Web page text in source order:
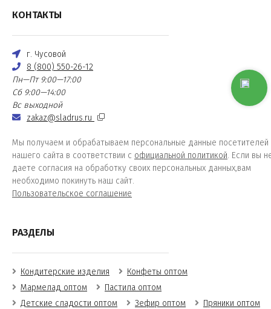
КОНТАКТЫ
г. Чусовой
8 (800) 550-26-12
Пн—Пт 9:00—17:00
Сб 9:00—14:00
Вс выходной
zakaz@sladrus.ru
Мы получаем и обрабатываем персональные данные посетителей
нашего сайта в соответствии с официальной политикой. Если вы
даете согласия на обработку своих персональных данных,вам
необходимо покинуть наш сайт.
Пользовательское соглашение
РАЗДЕЛЫ
Кондитерские изделия
Конфеты оптом
Мармелад оптом
Пастила оптом
Детские сладости оптом
Зефир оптом Пряники оптом